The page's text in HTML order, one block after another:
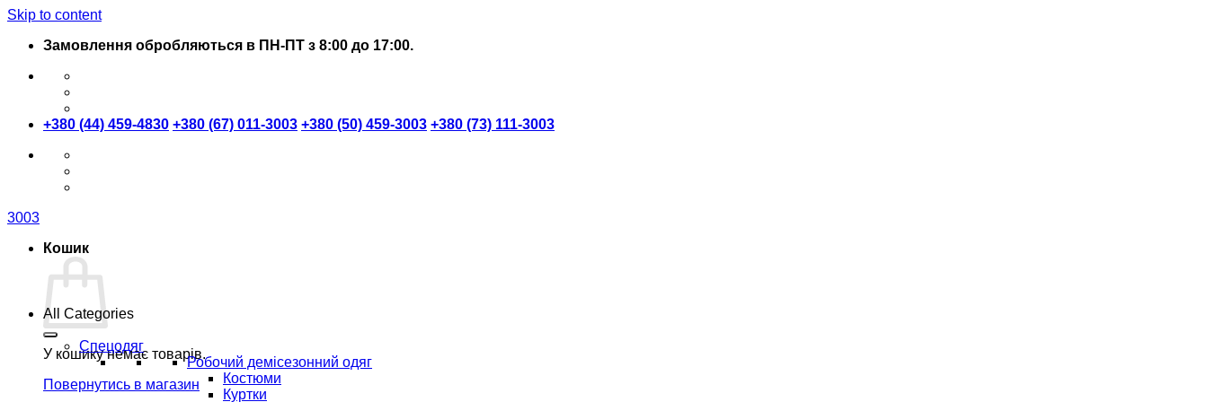
Skip to content
Замовлення обробляються в ПН-ПТ з 8:00 до 17:00.
+380 (44) 459-4830 +380 (67) 011-3003 +380 (50) 459-3003 +380 (73) 111-3003
3003
Кошик
У кошику немає товарів.
Повернутись в магазин
All Categories
Спецодяг
Робочий демісезонний одяг
Костюми
Куртки